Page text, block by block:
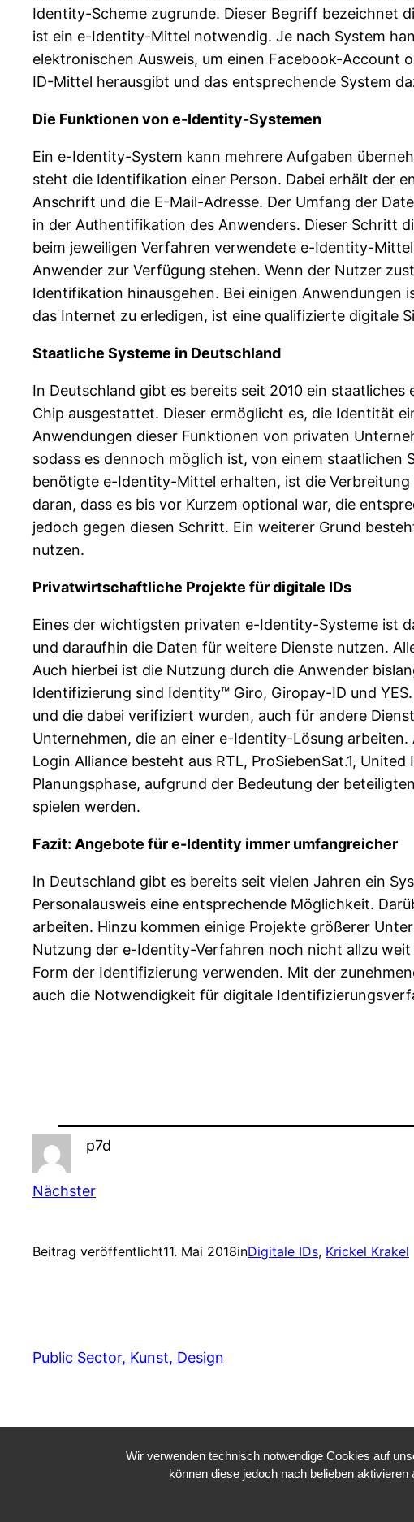
Identity-Scheme zugrunde. Dieser Begriff bezeichnet
ist ein e-Identity-Mittel notwendig. Je nach System
elektronischen Ausweis, um einen Facebook-
ID-Mittel herausgibt und das entsprechende System
Die Funktionen von e-Identity-Systemen
Ein e-Identity-System kann mehrere Aufgaben
steht die Identifikation einer Person. Dabei erhält der
Anschrift und die E-Mail-Adresse. Der Umfang der
in der Authentifikation des Anwenders. Dieser Schritt
beim jeweiligen Verfahren verwendete e-Identity-
Anwender zur Verfügung stehen. Wenn der Nutzer
Identifikation hinausgehen. Bei einigen Anwendungen
das Internet zu erledigen, ist eine qualifizierte digitale
Staatliche Systeme in Deutschland
In Deutschland gibt es bereits seit 2010 ein
Chip ausgestattet. Dieser ermöglicht es, die Identität
Anwendungen dieser Funktionen von privaten
sodass es dennoch möglich ist, von einem staatlichen
benötigte e-Identity-Mittel erhalten, ist die
daran, dass es bis vor Kurzem optional war, die
jedoch gegen diesen Schritt. Ein weiterer Grund
nutzen.
Privatwirtschaftliche Projekte für digitale IDs
Eines der wichtigsten privaten e-Identity-Systeme ist
und daraufhin die Daten für weitere Dienste nutzen.
Auch hierbei ist die Nutzung durch die Anwender
Identifizierung sind Identity™ Giro, Giropay-ID und
und die dabei verifiziert wurden, auch für andere
Unternehmen, die an einer e-Identity-Lösung
Login Alliance besteht aus RTL, ProSiebenSat.1,
Planungsphase, aufgrund der Bedeutung der
spielen werden.
Fazit: Angebote für e-Identity immer umfangreicher
In Deutschland gibt es bereits seit vielen Jahren ein
Personalausweis eine entsprechende Möglichkeit.
arbeiten. Hinzu kommen einige Projekte größerer
Nutzung der e-Identity-Verfahren noch nicht allzu
Form der Identifizierung verwenden. Mit der
auch die Notwendigkeit für digitale
p7d
Nächster
Beitrag veröffentlicht11. Mai 2018inDigitale IDs, Krickel Krakel
Public Sector, Kunst, Design
Wir verwenden technisch notwendige Cookies auf
können diese jedoch nach belieben